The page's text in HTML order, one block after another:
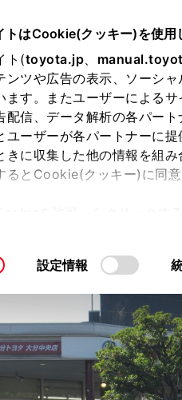
トはCookie(クッキー)を使用
ト(toyota.jp、
ンツや広告の表示、ソーシ
ます。またユーザーによる
配信、データ解析の各パー
ユーザーが各パートナーに
きに収集した他の情報を組
るとCookie(クッキー)に同意
ださい。設定情報
ス